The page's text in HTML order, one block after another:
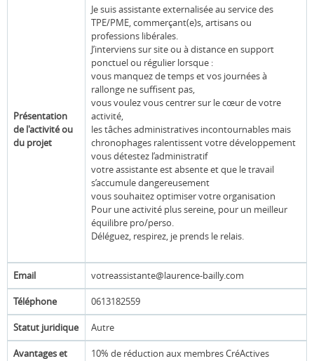
Présentation
de l'activité ou
du projet
Je suis assistante externalisée au service des
TPE/PME, commerçant(e)s, artisans ou
professions libérales.
J’interviens sur site ou à distance en support
ponctuel ou régulier lorsque :
vous manquez de temps et vos journées à
rallonge ne suffisent pas,
vous voulez vous centrer sur le cœur de votre
activité,
les tâches administratives incontournables mais
chronophages ralentissent votre développement
vous détestez l’administratif
votre assistante est absente et que le travail
s’accumule dangereusement
vous souhaitez optimiser votre organisation
Pour une activité plus sereine, pour un meilleur
équilibre pro/perso.
Déléguez, respirez, je prends le relais.
Email votreassistante@laurence-bailly.com
Téléphone 0613182559
Statut juridique Autre
Avantages et
10% de réduction aux membres CréActives